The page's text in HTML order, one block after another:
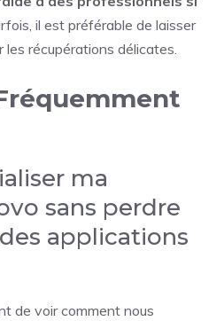
il est préférable de laisser
récupérations délicates.
ma
sans perdre
applications
de voir comment nous